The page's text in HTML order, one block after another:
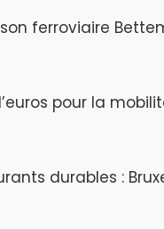
ferroviaire
pour la
durables :